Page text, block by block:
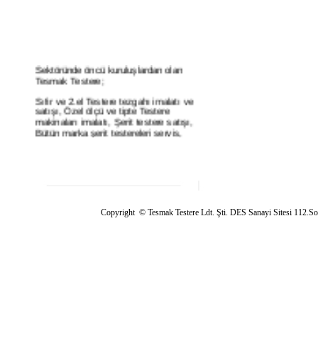
Sektöründe öncü kuruluşlardan olan
Tesmak Testere;
Sıfır ve 2.el Testere tezgahı imalatı ve
satışı, Özel ölçü ve tipte Testere
makinaları imalatı, Şerit testere satışı,
Bütün marka şerit testereleri servis,
bakım, revizyon işleri ve yedek parça
Copyright © Tesmak Testere Ldt. Şti. DES Sanayi Sitesi